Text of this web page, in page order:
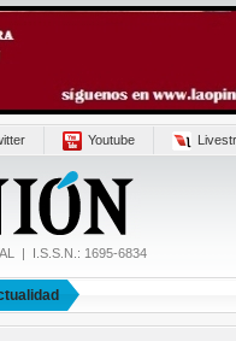
Youtube
| I.S.S.N.: 1695-6834